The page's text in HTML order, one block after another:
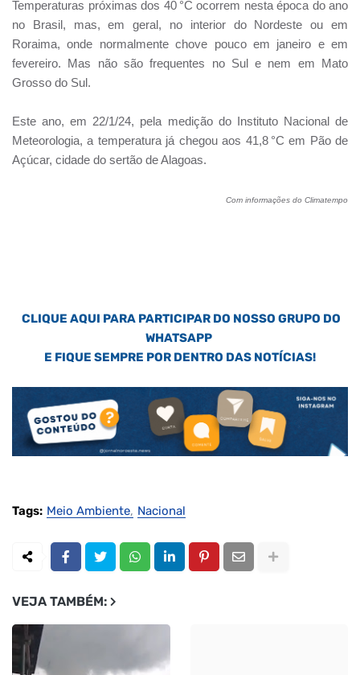
Temperaturas próximas dos 40 °C ocorrem nesta época do ano
no Brasil, mas, em geral, no interior do Nordeste ou em
Roraima, onde normalmente chove pouco em janeiro e em
fevereiro. Mas não são frequentes no Sul e nem em Mato
Grosso do Sul.
Este ano, em 22/1/24, pela medição do Instituto Nacional de
Meteorologia, a temperatura já chegou aos 41,8 °C em Pão de
Açúcar, cidade do sertão de Alagoas.
Com informações do Climatempo
CLIQUE AQUI PARA PARTICIPAR DO NOSSO GRUPO DO
WHATSAPP
E FIQUE SEMPRE POR DENTRO DAS NOTÍCIAS!
Tags: Meio Ambiente Nacional
VEJA TAMBÉM: